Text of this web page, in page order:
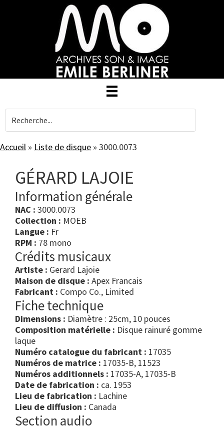
Accueil » Liste de disque » 3000.0073
GÉRARD LAJOIE
Information générale
NAC : 3000.0073
Collection : MOEB
Langue : Fr
RPM : 78 mono
Crédits musicaux
Artiste : Gerard Lajoie
Maison de disque : Apex Francais
Fabricant : Compo Co., Limited
Fiche technique
Dimensions : Diamètre : 25cm, 10 pouces
Composition matérielle : Disque rainuré gomme
laque
Numéro catalogue du fabricant : 17035
Numéros de matrice : 17035-B, 11523
Numéros additionnels : 17035-A, 17035-B
Date de fabrication : ca. 1953
Lieu de fabrication : Lachine
Lieu de diffusion : Canada
Section audio